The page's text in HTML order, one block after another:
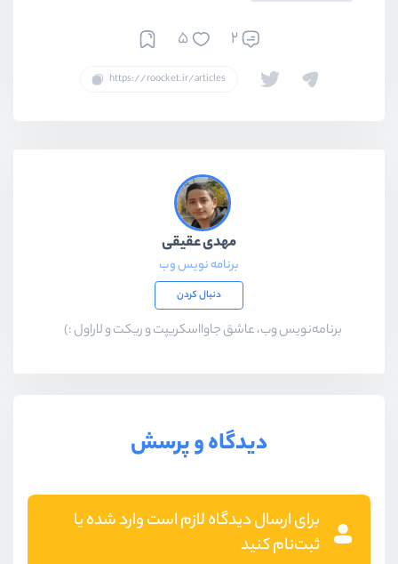
2
5
مهدی عقیقی
برنامه نویس وب
دنبال کردن
برنامه‌نویس وب، عاشق جاوااسکریپت و ریکت و لاراول :)
دیدگاه و پرسش
برای ارسال دیدگاه لازم است وارد شده یا
ثبت‌نام کنید